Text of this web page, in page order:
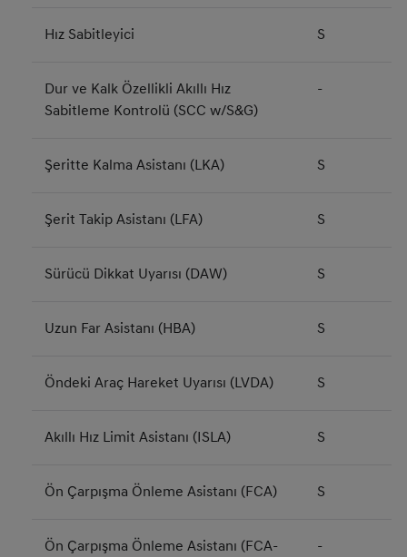
Hız Sabitleyici S
Dur ve Kalk Özellikli Akıllı Hız
Sabitleme Kontrolü (SCC w/S&G)
-
Şeritte Kalma Asistanı (LKA) S
Şerit Takip Asistanı (LFA) S
Sürücü Dikkat Uyarısı (DAW) S
Uzun Far Asistanı (HBA) S
Öndeki Araç Hareket Uyarısı (LVDA) S
Akıllı Hız Limit Asistanı (ISLA) S
Ön Çarpışma Önleme Asistanı (FCA) S
Ön Çarpışma Önleme Asistanı (FCA-
-